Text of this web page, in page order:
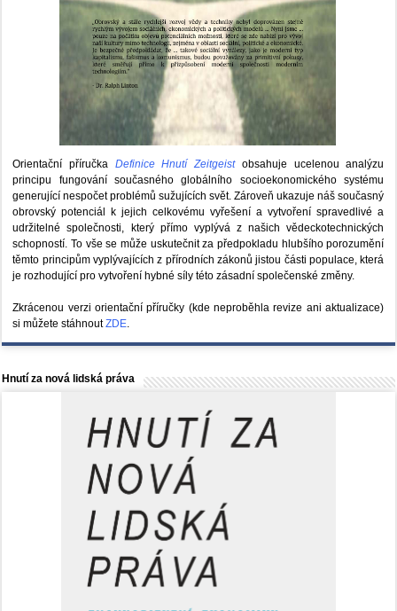
Orientační příručka Definice Hnutí Zeitgeistobsahuje ucelenou analýzu
principu fungování současného globálního socioekonomického systému
generující nespočet problémů sužujících svět. Zároveň ukazuje náš současný
obrovský potenciál k jejich celkovému vyřešení a vytvoření spravedlivé a
udržitelné společnosti, který přímo vyplývá z našich vědeckotechnických
schopností. To vše se může uskutečnit za předpokladu hlubšího porozumění
těmto principům vyplývajících z přírodních zákonů jistou části populace, která
je rozhodující pro vytvoření hybné síly této zásadní společenské změny.
Zkrácenou verzi orientační příručky (kde neproběhla revize ani aktualizace)
si můžete stáhnoutZDE.
Hnutí za nová lidská práva